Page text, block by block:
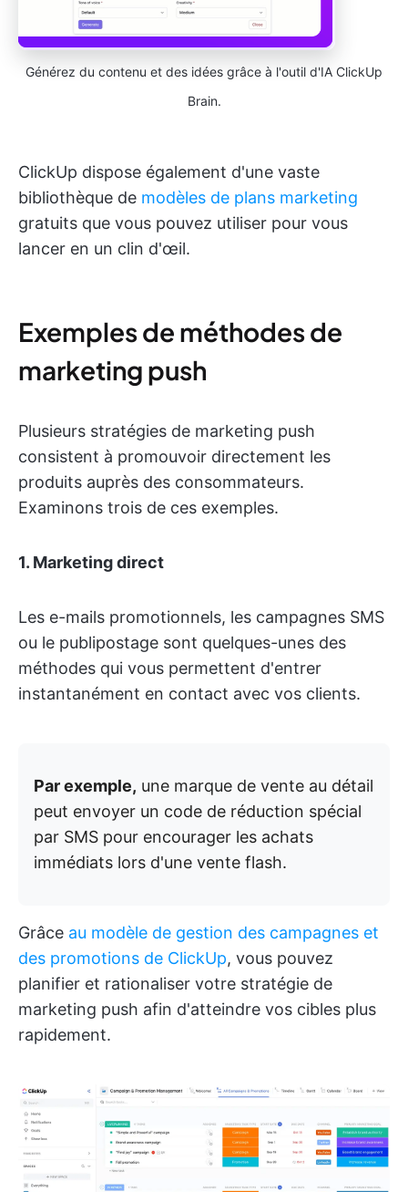
Générez du contenu et des idées grâce à l'outil d'IA ClickUp
Brain.
ClickUp dispose également d'une vaste
bibliothèque de modèles de plans marketing
gratuits que vous pouvez utiliser pour vous
lancer en un clin d'œil.
Exemples de méthodes de
marketing push
Plusieurs stratégies de marketing push
consistent à promouvoir directement les
produits auprès des consommateurs.
Examinons trois de ces exemples.
1. Marketing direct
Les e-mails promotionnels, les campagnes SMS
ou le publipostage sont quelques-unes des
méthodes qui vous permettent d'entrer
instantanément en contact avec vos clients.
Par exemple, une marque de vente au détail
peut envoyer un code de réduction spécial
par SMS pour encourager les achats
immédiats lors d'une vente flash.
Grâce au modèle de gestion des campagnes et
des promotions de ClickUp, vous pouvez
planifier et rationaliser votre stratégie de
marketing push afin d'atteindre vos cibles plus
rapidement.